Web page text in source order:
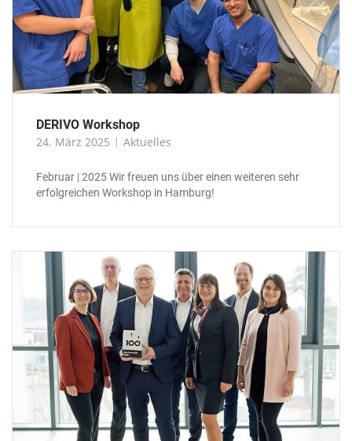
DERIVO Workshop
24. März 2025
Aktuelles
Februar | 2025 Wir freuen uns über einen weiteren sehr
erfolgreichen Workshop in Hamburg!